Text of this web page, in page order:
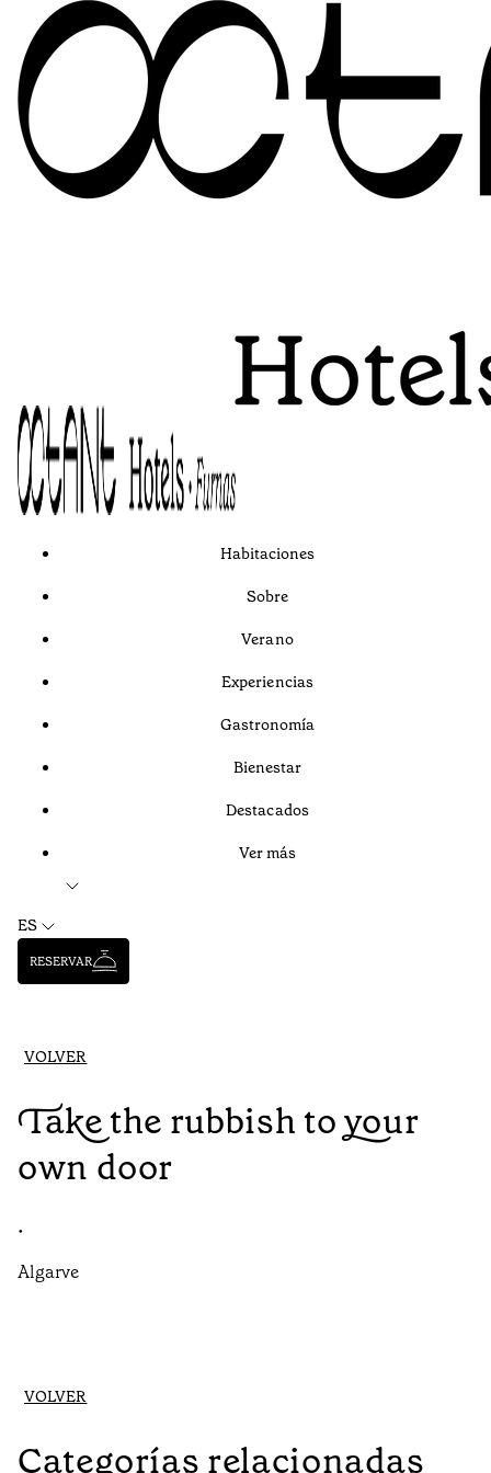
Habitaciones
Sobre
Verano
Experiencias
Gastronomía
Bienestar
Destacados
Ver más
ES
RESERVAR
VOLVER
Take the rubbish to your
own door
•
Algarve
VOLVER
Categorías relacionadas